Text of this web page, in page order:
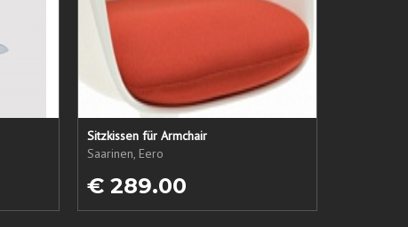
Sitzkissen für Armchair
Saarinen, Eero
€ 289.00